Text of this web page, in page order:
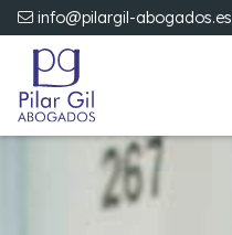
info@pilargil-abogados.es